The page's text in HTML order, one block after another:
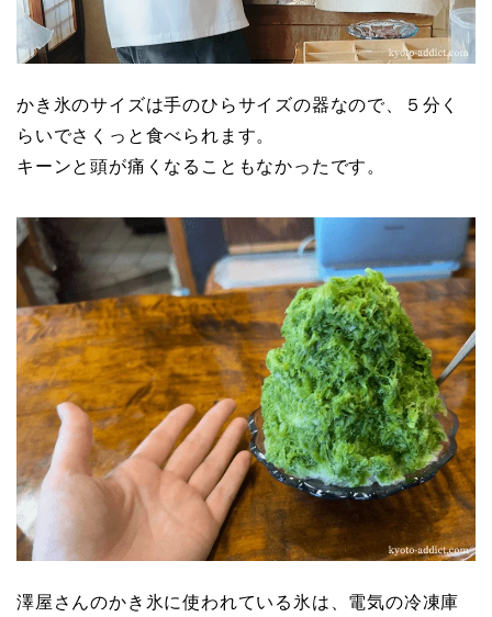
かき氷のサイズは手のひらサイズの器なので、５分く
らいでさくっと食べられます。
キーンと頭が痛くなることもなかったです。
澤屋さんのかき氷に使われている氷は、電気の冷凍庫